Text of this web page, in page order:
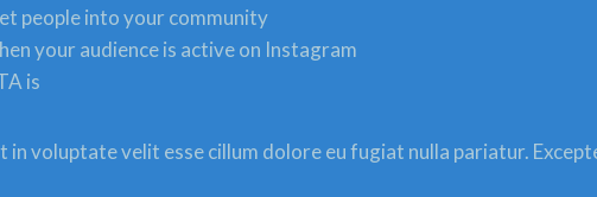
people into your community
your audience is active on Instagram
is
voluptate velit esse cillum dolore eu fugiat nulla pariatur.